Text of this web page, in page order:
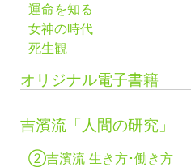
運命を知る
女神の時代
死生観
オリジナル電子書籍
吉濱流「人間の研究」
②吉濱流 生き方･働き方